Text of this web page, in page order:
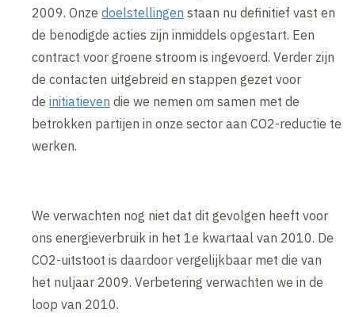
2009. Onzedoelstellingen staan nu definitief vast en
de benodigde acties zijn inmiddels opgestart. Een
contract voor groene stroom is ingevoerd. Verder zijn
de contacten uitgebreid en stappen gezet voor
deinitiatieven die we nemen om samen met de
betrokken partijen in onze sector aan CO2-reductie te
werken.
We verwachten nog niet dat dit gevolgen heeft voor
ons energieverbruik in het 1e kwartaal van 2010. De
CO2-uitstoot is daardoor vergelijkbaar met die van
het nuljaar 2009. Verbetering verwachten we in de
loop van 2010.